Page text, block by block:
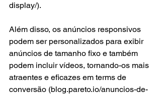
display/).
Além disso, os anúncios responsivos
podem ser personalizados para exibir
anúncios de tamanho fixo e também
podem incluir vídeos, tornando-os mais
atraentes e eficazes em terms de
conversão (blog.pareto.io/anuncios-de-